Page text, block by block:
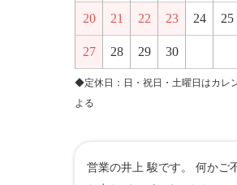
20 21 22 23 24 25
27 28 29 30
◆定休日：日・祝日・土曜日はカレ
よる
営業の井上 駿です。 何かご